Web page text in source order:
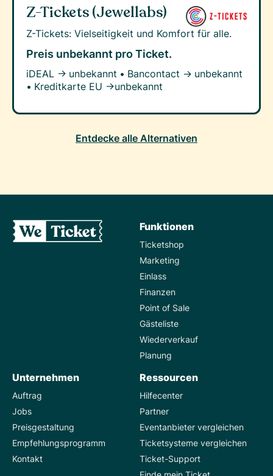
Z-Tickets (Jewellabs)
Z-Tickets: Vielseitigkeit und Komfort für alle.
Preis unbekannt pro Ticket.
iDEAL → unbekannt • Bancontact → unbekannt
• Kreditkarte EU →unbekannt
Entdecke alle Alternativen
Funktionen
Ticketshop
Marketing
Einlass
Finanzen
Point of Sale
Gästeliste
Wiederverkauf
Planung
Unternehmen
Auftrag
Jobs
Preisgestaltung
Empfehlungsprogramm
Kontakt
Ressourcen
Hilfecenter
Partner
Eventanbieter vergleichen
Ticketsysteme vergleichen
Ticket-Support